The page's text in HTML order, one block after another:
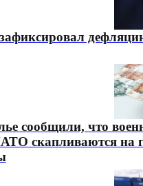
зафиксировал
сообщили, что
скапливаются на